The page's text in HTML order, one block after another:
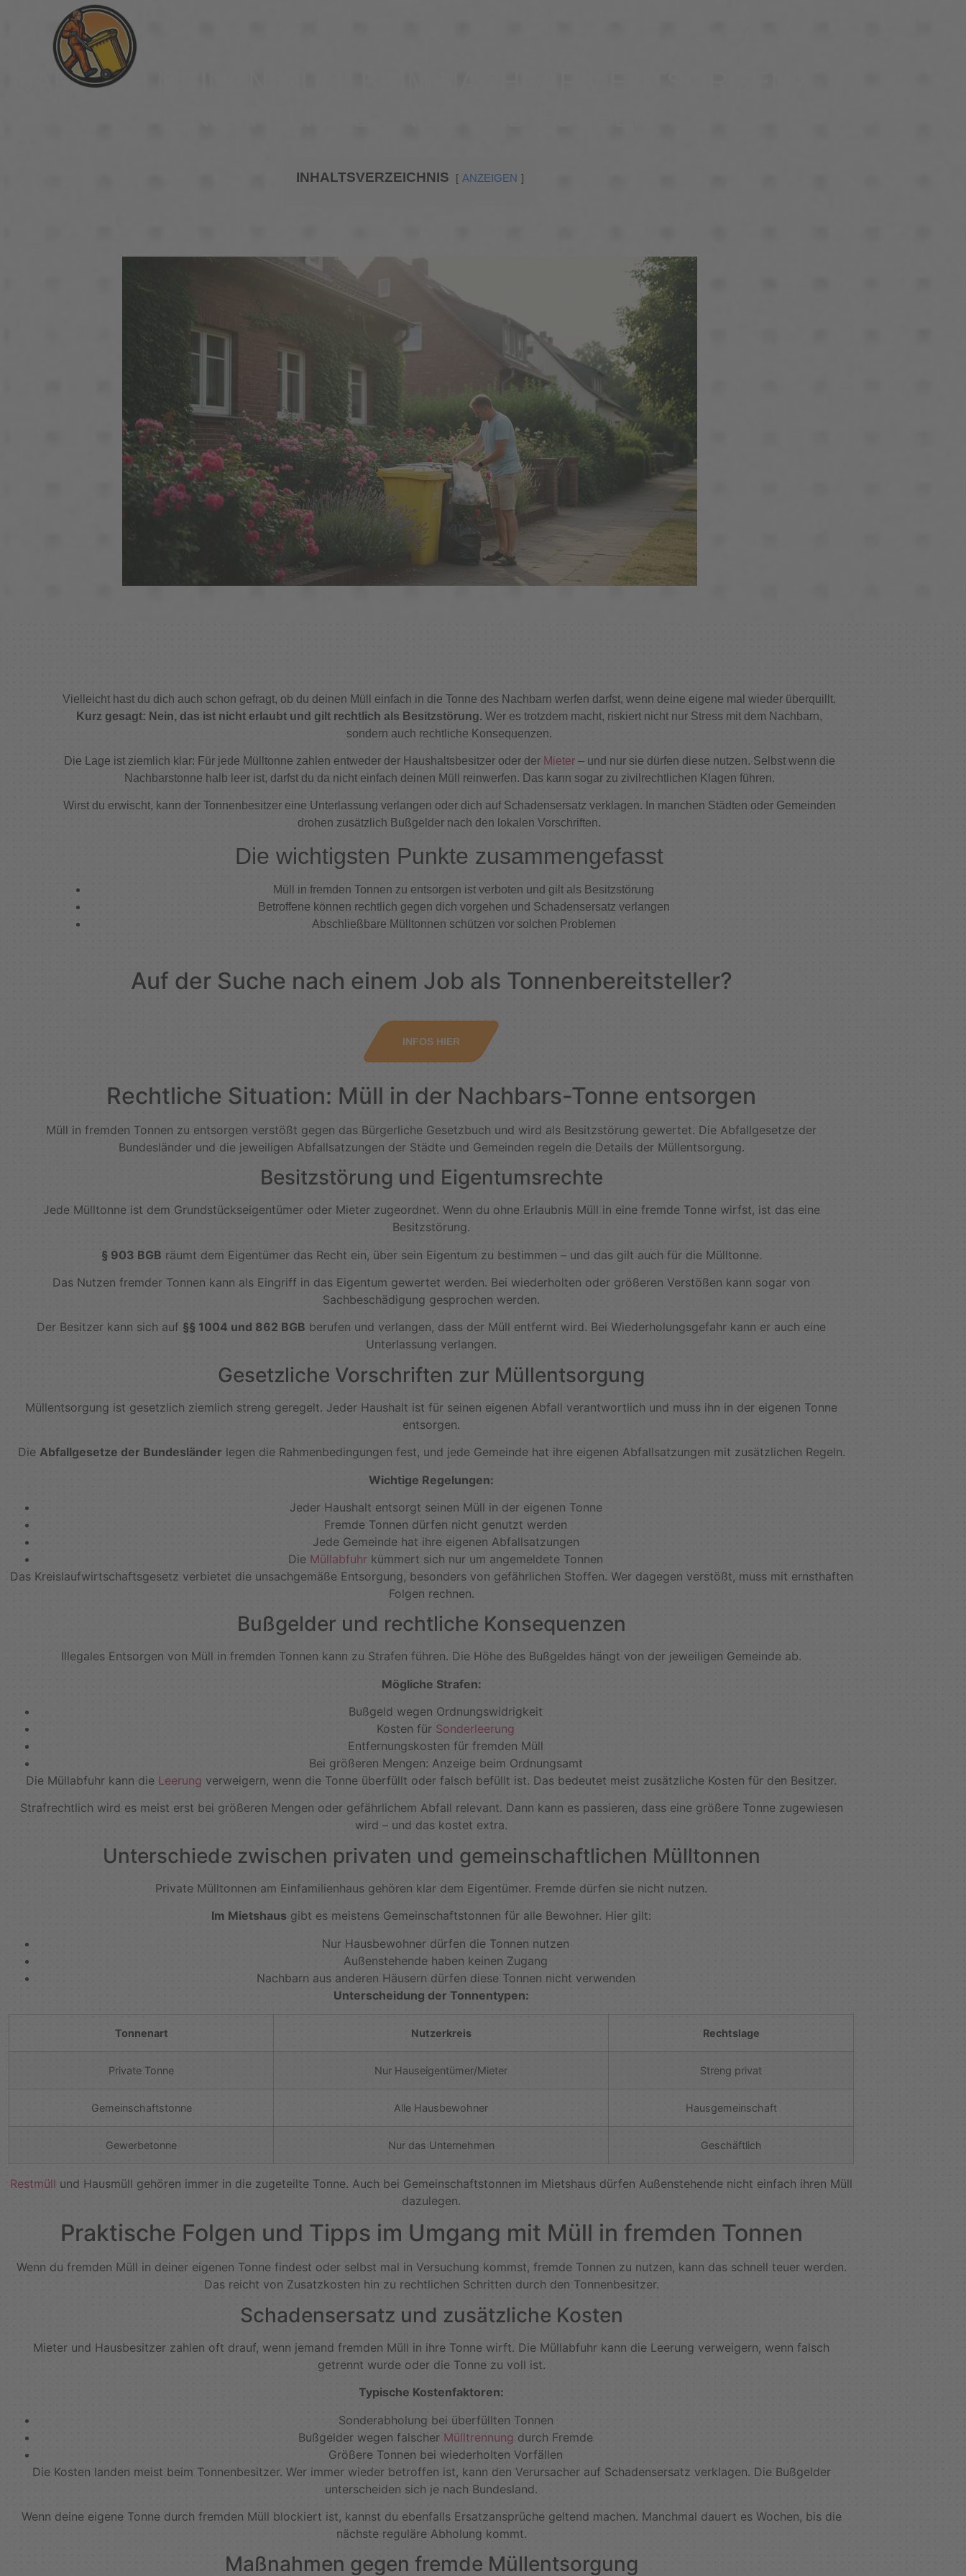
DARF ICH MEINEN MÜLL BEIM NACHBARN ENTSORGEN?
INHALTSVERZEICHNIS ANZEIGEN
Vielleicht hast du dich auch schon gefragt, ob du deinen Müll einfach in die Tonne des Nachbarn werfen darfst, wenn deine eigene mal wieder überquillt.
Kurz gesagt: Nein, das ist nicht erlaubt und gilt rechtlich als Besitzstörung. Wer es trotzdem macht, riskiert nicht nur Stress mit dem Nachbarn,
sondern auch rechtliche Konsequenzen.
Die Lage ist ziemlich klar: Für jede Mülltonne zahlen entweder der Haushaltsbesitzer oder der Mieter– und nur sie dürfen diese nutzen. Selbst wenn die
Nachbarstonne halb leer ist, darfst du da nicht einfach deinen Müll reinwerfen. Das kann sogar zu zivilrechtlichen Klagen führen.
Wirst du erwischt, kann der Tonnenbesitzer eine Unterlassung verlangen oder dich auf Schadensersatz verklagen. In manchen Städten oder Gemeinden
drohen zusätzlich Bußgelder nach den lokalen Vorschriften.
Die wichtigsten Punkte zusammengefasst
Müll in fremden Tonnen zu entsorgen ist verboten und gilt als Besitzstörung
Betroffene können rechtlich gegen dich vorgehen und Schadensersatz verlangen
Abschließbare Mülltonnen schützen vor solchen Problemen
Auf der Suche nach einem Job als Tonnenbereitsteller?
INFOS HIER
Rechtliche Situation: Müll in der Nachbars-Tonne entsorgen
Müll in fremden Tonnen zu entsorgen verstößt gegen das Bürgerliche Gesetzbuch und wird als Besitzstörung gewertet. Die Abfallgesetze der
Bundesländer und die jeweiligen Abfallsatzungen der Städte und Gemeinden regeln die Details der Müllentsorgung.
Besitzstörung und Eigentumsrechte
Jede Mülltonne ist dem Grundstückseigentümer oder Mieter zugeordnet. Wenn du ohne Erlaubnis Müll in eine fremde Tonne wirfst, ist das eine
Besitzstörung.
§ 903 BGB räumt dem Eigentümer das Recht ein, über sein Eigentum zu bestimmen – und das gilt auch für die Mülltonne.
Das Nutzen fremder Tonnen kann als Eingriff in das Eigentum gewertet werden. Bei wiederholten oder größeren Verstößen kann sogar von
Sachbeschädigung gesprochen werden.
Der Besitzer kann sich auf §§ 1004 und 862 BGB berufen und verlangen, dass der Müll entfernt wird. Bei Wiederholungsgefahr kann er auch eine
Unterlassung verlangen.
Gesetzliche Vorschriften zur Müllentsorgung
Müllentsorgung ist gesetzlich ziemlich streng geregelt. Jeder Haushalt ist für seinen eigenen Abfall verantwortlich und muss ihn in der eigenen Tonne
entsorgen.
Die Abfallgesetze der Bundesländer legen die Rahmenbedingungen fest, und jede Gemeinde hat ihre eigenen Abfallsatzungen mit zusätzlichen Regeln.
Wichtige Regelungen:
Jeder Haushalt entsorgt seinen Müll in der eigenen Tonne
Fremde Tonnen dürfen nicht genutzt werden
Jede Gemeinde hat ihre eigenen Abfallsatzungen
Die Müllabfuhr kümmert sich nur um angemeldete Tonnen
Das Kreislaufwirtschaftsgesetz verbietet die unsachgemäße Entsorgung, besonders von gefährlichen Stoffen. Wer dagegen verstößt, muss mit ernsthaften
Folgen rechnen.
Bußgelder und rechtliche Konsequenzen
Illegales Entsorgen von Müll in fremden Tonnen kann zu Strafen führen. Die Höhe des Bußgeldes hängt von der jeweiligen Gemeinde ab.
Mögliche Strafen:
Bußgeld wegen Ordnungswidrigkeit
Kosten für Sonderleerung
Entfernungskosten für fremden Müll
Bei größeren Mengen: Anzeige beim Ordnungsamt
Die Müllabfuhr kann die Leerung verweigern, wenn die Tonne überfüllt oder falsch befüllt ist. Das bedeutet meist zusätzliche Kosten für den Besitzer.
Strafrechtlich wird es meist erst bei größeren Mengen oder gefährlichem Abfall relevant. Dann kann es passieren, dass eine größere Tonne zugewiesen
wird – und das kostet extra.
Unterschiede zwischen privaten und gemeinschaftlichen Mülltonnen
Private Mülltonnen am Einfamilienhaus gehören klar dem Eigentümer. Fremde dürfen sie nicht nutzen.
Im Mietshaus gibt es meistens Gemeinschaftstonnen für alle Bewohner. Hier gilt:
Nur Hausbewohner dürfen die Tonnen nutzen
Außenstehende haben keinen Zugang
Nachbarn aus anderen Häusern dürfen diese Tonnen nicht verwenden
Unterscheidung der Tonnentypen:
Tonnenart Nutzerkreis Rechtslage
Private Tonne Nur Hauseigentümer/Mieter Streng privat
Gemeinschaftstonne Alle Hausbewohner Hausgemeinschaft
Gewerbetonne Nur das Unternehmen Geschäftlich
Restmüll und Hausmüll gehören immer in die zugeteilte Tonne. Auch bei Gemeinschaftstonnen im Mietshaus dürfen Außenstehende nicht einfach ihren Müll
dazulegen.
Praktische Folgen und Tipps im Umgang mit Müll in fremden Tonnen
Wenn du fremden Müll in deiner eigenen Tonne findest oder selbst mal in Versuchung kommst, fremde Tonnen zu nutzen, kann das schnell teuer werden.
Das reicht von Zusatzkosten hin zu rechtlichen Schritten durch den Tonnenbesitzer.
Schadensersatz und zusätzliche Kosten
Mieter und Hausbesitzer zahlen oft drauf, wenn jemand fremden Müll in ihre Tonne wirft. Die Müllabfuhr kann die Leerung verweigern, wenn falsch
getrennt wurde oder die Tonne zu voll ist.
Typische Kostenfaktoren:
Sonderabholung bei überfüllten Tonnen
Bußgelder wegen falscher Mülltrennung durch Fremde
Größere Tonnen bei wiederholten Vorfällen
Die Kosten landen meist beim Tonnenbesitzer. Wer immer wieder betroffen ist, kann den Verursacher auf Schadensersatz verklagen. Die Bußgelder
unterscheiden sich je nach Bundesland.
Wenn deine eigene Tonne durch fremden Müll blockiert ist, kannst du ebenfalls Ersatzansprüche geltend machen. Manchmal dauert es Wochen, bis die
nächste reguläre Abholung kommt.
Maßnahmen gegen fremde Müllentsorgung